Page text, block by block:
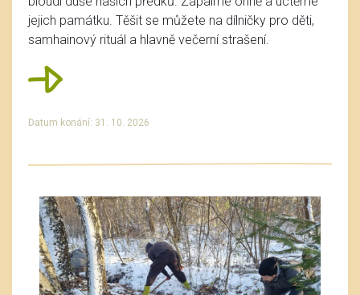
jejich památku. Těšit se můžete na dílničky pro děti,
samhainový rituál a hlavně večerní strašení.
Datum konání: 31. 10. 2026